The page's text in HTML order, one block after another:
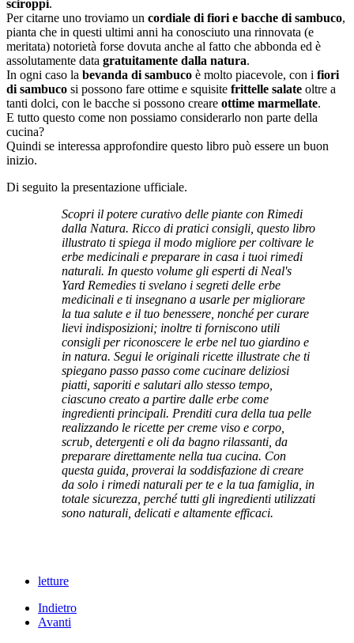
sciroppi.
Per citarne uno troviamo un cordiale di fiori e bacche di sambuco,
pianta che in questi ultimi anni ha conosciuto una rinnovata (e
meritata) notorietà forse dovuta anche al fatto che abbonda ed è
assolutamente data gratuitamente dalla natura.
In ogni caso la bevanda di sambuco è molto piacevole, con i fiori
di sambuco si possono fare ottime e squisite frittelle salate oltre a
tanti dolci, con le bacche si possono creare ottime marmellate.
E tutto questo come non possiamo considerarlo non parte della
cucina?
Quindi se interessa approfondire questo libro può essere un buon
inizio.
Di seguito la presentazione ufficiale.
Scopri il potere curativo delle piante con Rimedi
dalla Natura. Ricco di pratici consigli, questo libro
illustrato ti spiega il modo migliore per coltivare le
erbe medicinali e preparare in casa i tuoi rimedi
naturali. In questo volume gli esperti di Neal's
Yard Remedies ti svelano i segreti delle erbe
medicinali e ti insegnano a usarle per migliorare
la tua salute e il tuo benessere, nonché per curare
lievi indisposizioni; inoltre ti forniscono utili
consigli per riconoscere le erbe nel tuo giardino e
in natura. Segui le originali ricette illustrate che ti
spiegano passo passo come cucinare deliziosi
piatti, saporiti e salutari allo stesso tempo,
ciascuno creato a partire dalle erbe come
ingredienti principali. Prenditi cura della tua pelle
realizzando le ricette per creme viso e corpo,
scrub, detergenti e oli da bagno rilassanti, da
preparare direttamente nella tua cucina. Con
questa guida, proverai la soddisfazione di creare
da solo i rimedi naturali per te e la tua famiglia, in
totale sicurezza, perché tutti gli ingredienti utilizzati
sono naturali, delicati e altamente efficaci.
letture
Indietro
Avanti